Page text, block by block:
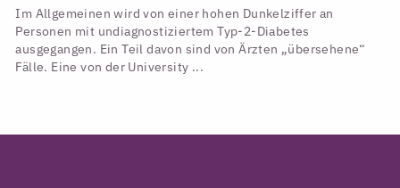
Im Allgemeinen wird von einer hohen Dunkelziffer an
Personen mit undiagnostiziertem Typ-2-Diabetes
ausgegangen. Ein Teil davon sind von Ärzten „übersehene“
Fälle. Eine von der University ...